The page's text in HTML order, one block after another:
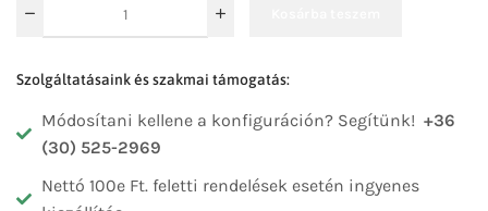
Szolgáltatásaink és szakmai támogatás:
Módosítani kellene a konfiguráción? Segítünk! +36
(30) 525-2969
Nettó 100e Ft. feletti rendelések esetén ingyenes